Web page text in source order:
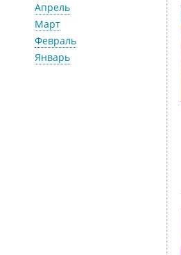
Апрель
Март
Февраль
Январь